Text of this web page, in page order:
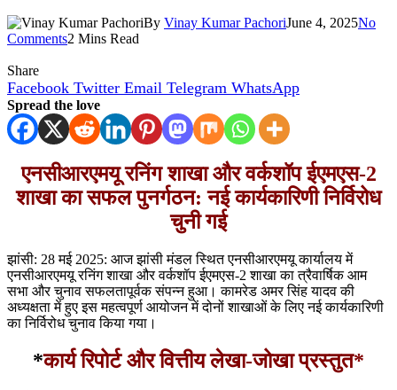
By Vinay Kumar PachoriJune 4, 2025No
Comments2 Mins Read
Share
Facebook Twitter Email Telegram WhatsApp
Spread the love
एनसीआरएमयू रनिंग शाखा और वर्कशॉप ईएमएस-2
शाखा का सफल पुनर्गठन: नई कार्यकारिणी निर्विरोध
चुनी गई
झांसी: 28 मई 2025: आज झांसी मंडल स्थित एनसीआरएमयू कार्यालय में
एनसीआरएमयू रनिंग शाखा और वर्कशॉप ईएमएस-2 शाखा का त्रैवार्षिक आम
सभा और चुनाव सफलतापूर्वक संपन्न हुआ। कामरेड अमर सिंह यादव की
अध्यक्षता में हुए इस महत्वपूर्ण आयोजन में दोनों शाखाओं के लिए नई कार्यकारिणी
का निर्विरोध चुनाव किया गया।
*कार्य रिपोर्ट और वित्तीय लेखा-जोखा प्रस्तुत*